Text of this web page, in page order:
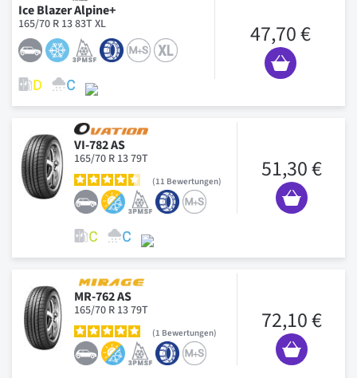
Ice Blazer Alpine+
165/70 R 13 83T XL 47,70 €
VI-782 AS
165/70 R 13 79T
11 Bewertungen 51,30 €
MR-762 AS
165/70 R 13 79T
1 Bewertungen 72,10 €